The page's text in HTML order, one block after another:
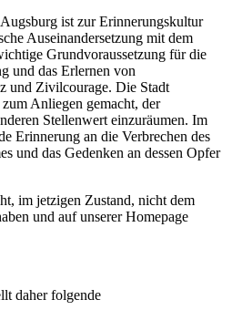
ist zur Erinnerungskultur
Auseinandersetzung mit dem
Grundvoraussetzung für die
und das Erlernen von
und Zivilcourage. Die Stadt
Anliegen gemacht, der
Stellenwert einzuräumen. Im
Erinnerung an die Verbrechen des
und das Gedenken an dessen Opfer
im jetzigen Zustand, nicht dem
und auf unserer Homepage
daher folgende